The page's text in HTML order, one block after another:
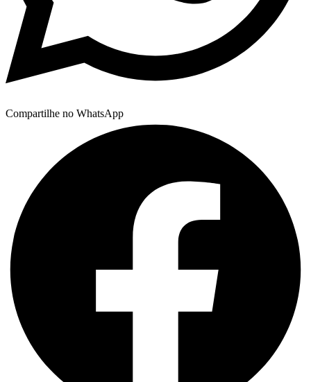
Compartilhe no WhatsApp